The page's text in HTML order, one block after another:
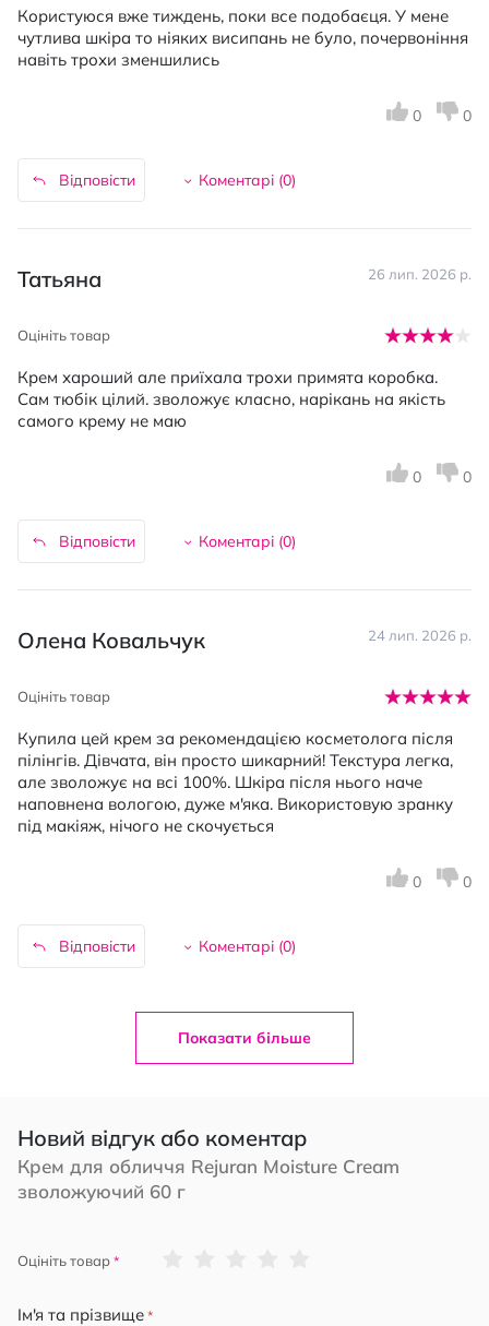
Користуюся вже тиждень, поки все подобаєця. У мене
чутлива шкіра то ніяких висипань не було, почервоніння
навіть трохи зменшились
Відповісти Коментарі (0)
0 0
Татьяна 26 лип. 2026 р.
Оцініть товар
Крем хароший але приїхала трохи примята коробка.
Сам тюбік цілий. зволожує класно, нарікань на якість
самого крему не маю
Відповісти Коментарі (0)
0 0
Олена Ковальчук 24 лип. 2026 р.
Оцініть товар
Купила цей крем за рекомендацією косметолога після
пілінгів. Дівчата, він просто шикарний! Текстура легка,
але зволожує на всі 100%. Шкіра після нього наче
наповнена вологою, дуже м'яка. Використовую зранку
під макіяж, нічого не скочується
Відповісти Коментарі (0)
0 0
Показати більше
Новий відгук або коментар
Крем для обличчя Rejuran Moisture Cream
зволожуючий 60 г
Оцініть товар
Ім'я та прізвище